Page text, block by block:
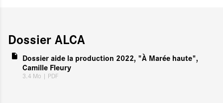
Dossier ALCA
Dossier aide la production 2022, "À Marée haute",
Camille Fleury
3.4 Mo | PDF